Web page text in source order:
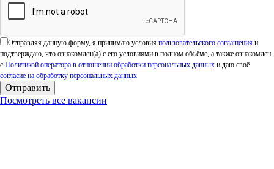
Отправляя данную форму, я принимаю условия пользовательского соглашения и
подтверждаю, что ознакомлен(а) с его условиями в полном объёме, а также ознакомлен
с Политикой оператора в отношении обработки персональных данных и даю своё
согласие на обработку персональных данных
Посмотреть все вакансии